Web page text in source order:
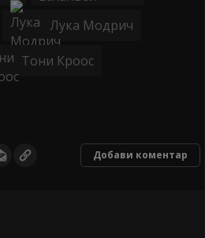
Лука Модрич
Тони Кроос
Добави коментар